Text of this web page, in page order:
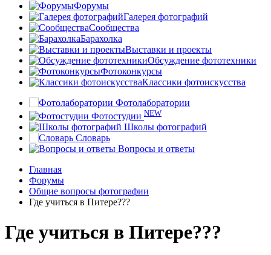
Форумы
Галерея фотографий
Сообщества
Барахолка
Выставки и проекты
Обсуждение фототехники
Фотоконкурсы
Классики фотоискусства
Фотолаборатории
Фотостудии NEW
Школы фотографий
Словарь
Вопросы и ответы
Главная
Форумы
Общие вопросы фотографии
Где учиться в Питере???
Где учиться в Питере???